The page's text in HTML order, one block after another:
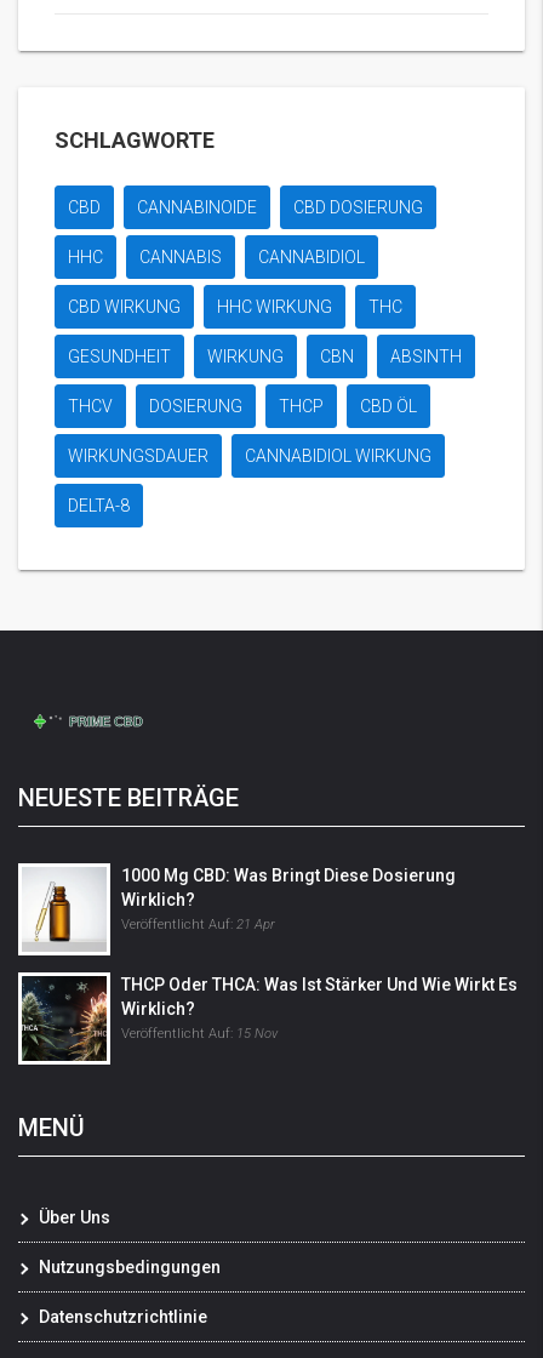
SCHLAGWORTE
CBD CANNABINOIDE CBD DOSIERUNG
HHC CANNABIS CANNABIDIOL
CBD WIRKUNG HHC WIRKUNG THC
GESUNDHEIT WIRKUNG CBN ABSINTH
THCV DOSIERUNG THCP CBD ÖL
WIRKUNGSDAUER CANNABIDIOL WIRKUNG
DELTA-8
NEUESTE BEITRÄGE
1000 Mg CBD: Was Bringt Diese Dosierung
Wirklich?
Veröffentlicht Auf: 21 Apr
THCP Oder THCA: Was Ist Stärker Und Wie Wirkt Es
Wirklich?
Veröffentlicht Auf: 15 Nov
MENÜ
Über Uns
Nutzungsbedingungen
Datenschutzrichtlinie